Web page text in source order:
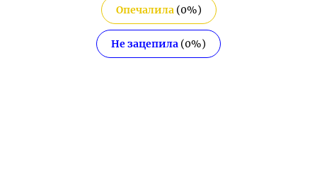
Опечалила(0%)
Не зацепила (0%)